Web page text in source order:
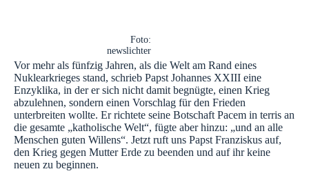
Foto:
newslichter
Vor mehr als fünfzig Jahren, als die Welt am Rand eines
Nuklearkrieges stand, schrieb Papst Johannes XXIII eine
Enzyklika, in der er sich nicht damit begnügte, einen Krieg
abzulehnen, sondern einen Vorschlag für den Frieden
unterbreiten wollte. Er richtete seine Botschaft Pacem in terris an
die gesamte „katholische Welt“, fügte aber hinzu: „und an alle
Menschen guten Willens“. Jetzt ruft uns Papst Franziskus auf,
den Krieg gegen Mutter Erde zu beenden und auf ihr keine
neuen zu beginnen.